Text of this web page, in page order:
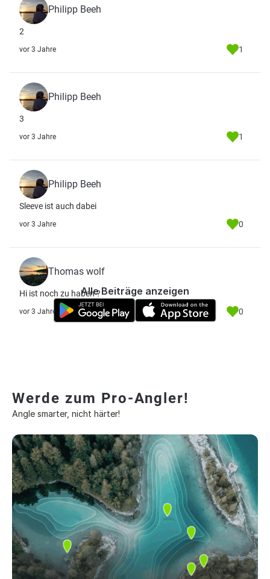
Philipp Beeh
2
vor 3 Jahre 1
Philipp Beeh
3
vor 3 Jahre 1
Philipp Beeh
Sleeve ist auch dabei
vor 3 Jahre 0
Thomas wolf
Hi ist noch zu haben ?
vor 3 Jahre 0
Alle Beiträge anzeigen
Werde zum Pro-Angler!
Angle smarter, nicht härter!